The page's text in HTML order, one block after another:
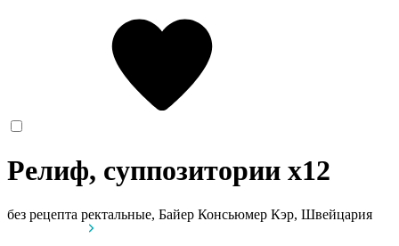
Релиф, суппозитории x12
без рецепта ректальные, Байер Консьюмер Кэр, Швейцария